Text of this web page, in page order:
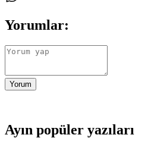
Yorumlar:
Yorum
Ayın popüler yazıları